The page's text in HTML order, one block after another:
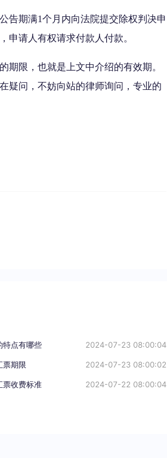
告期满1个月内向法院提交除权判决申
申请人有权请求付款人付款。
期限，也就是上文中介绍的有效期。
疑问，不妨向站的律师询问，专业的
特点有哪些 2024-07-23 08:00:04
票期限 2024-07-23 08:00:02
票收费标准 2024-07-22 08:00:04